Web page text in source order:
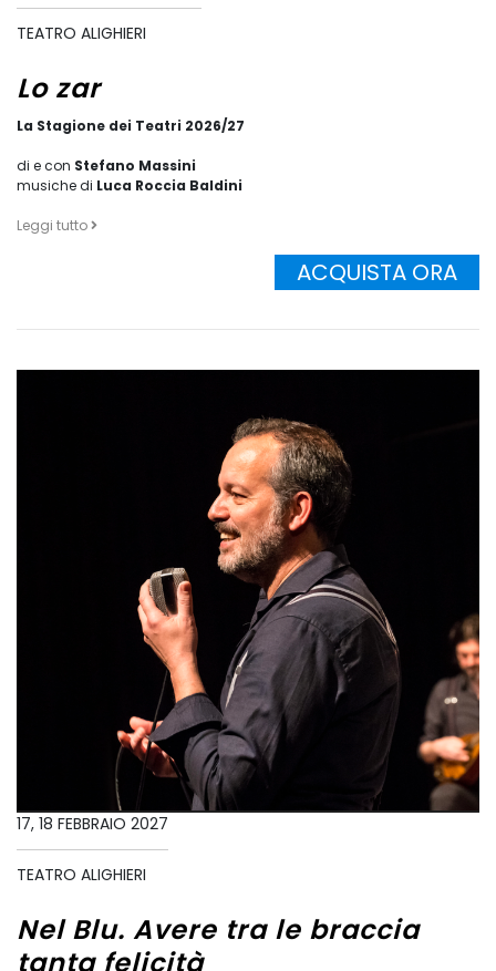
TEATRO ALIGHIERI
Lo zar
La Stagione dei Teatri 2026/27
di e con Stefano Massini
musiche di Luca Roccia Baldini
Leggi tutto
ACQUISTA ORA
17, 18 FEBBRAIO 2027
TEATRO ALIGHIERI
Nel Blu. Avere tra le braccia
tanta felicità